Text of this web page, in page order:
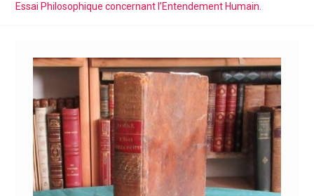
Essai Philosophique concernant l’Entendement Humain.